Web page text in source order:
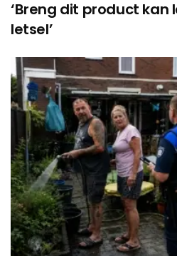
‘Breng dit product kan
letsel’